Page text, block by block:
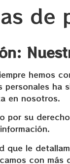
de
hemos
ha
en nosotros.
por su
que le
con